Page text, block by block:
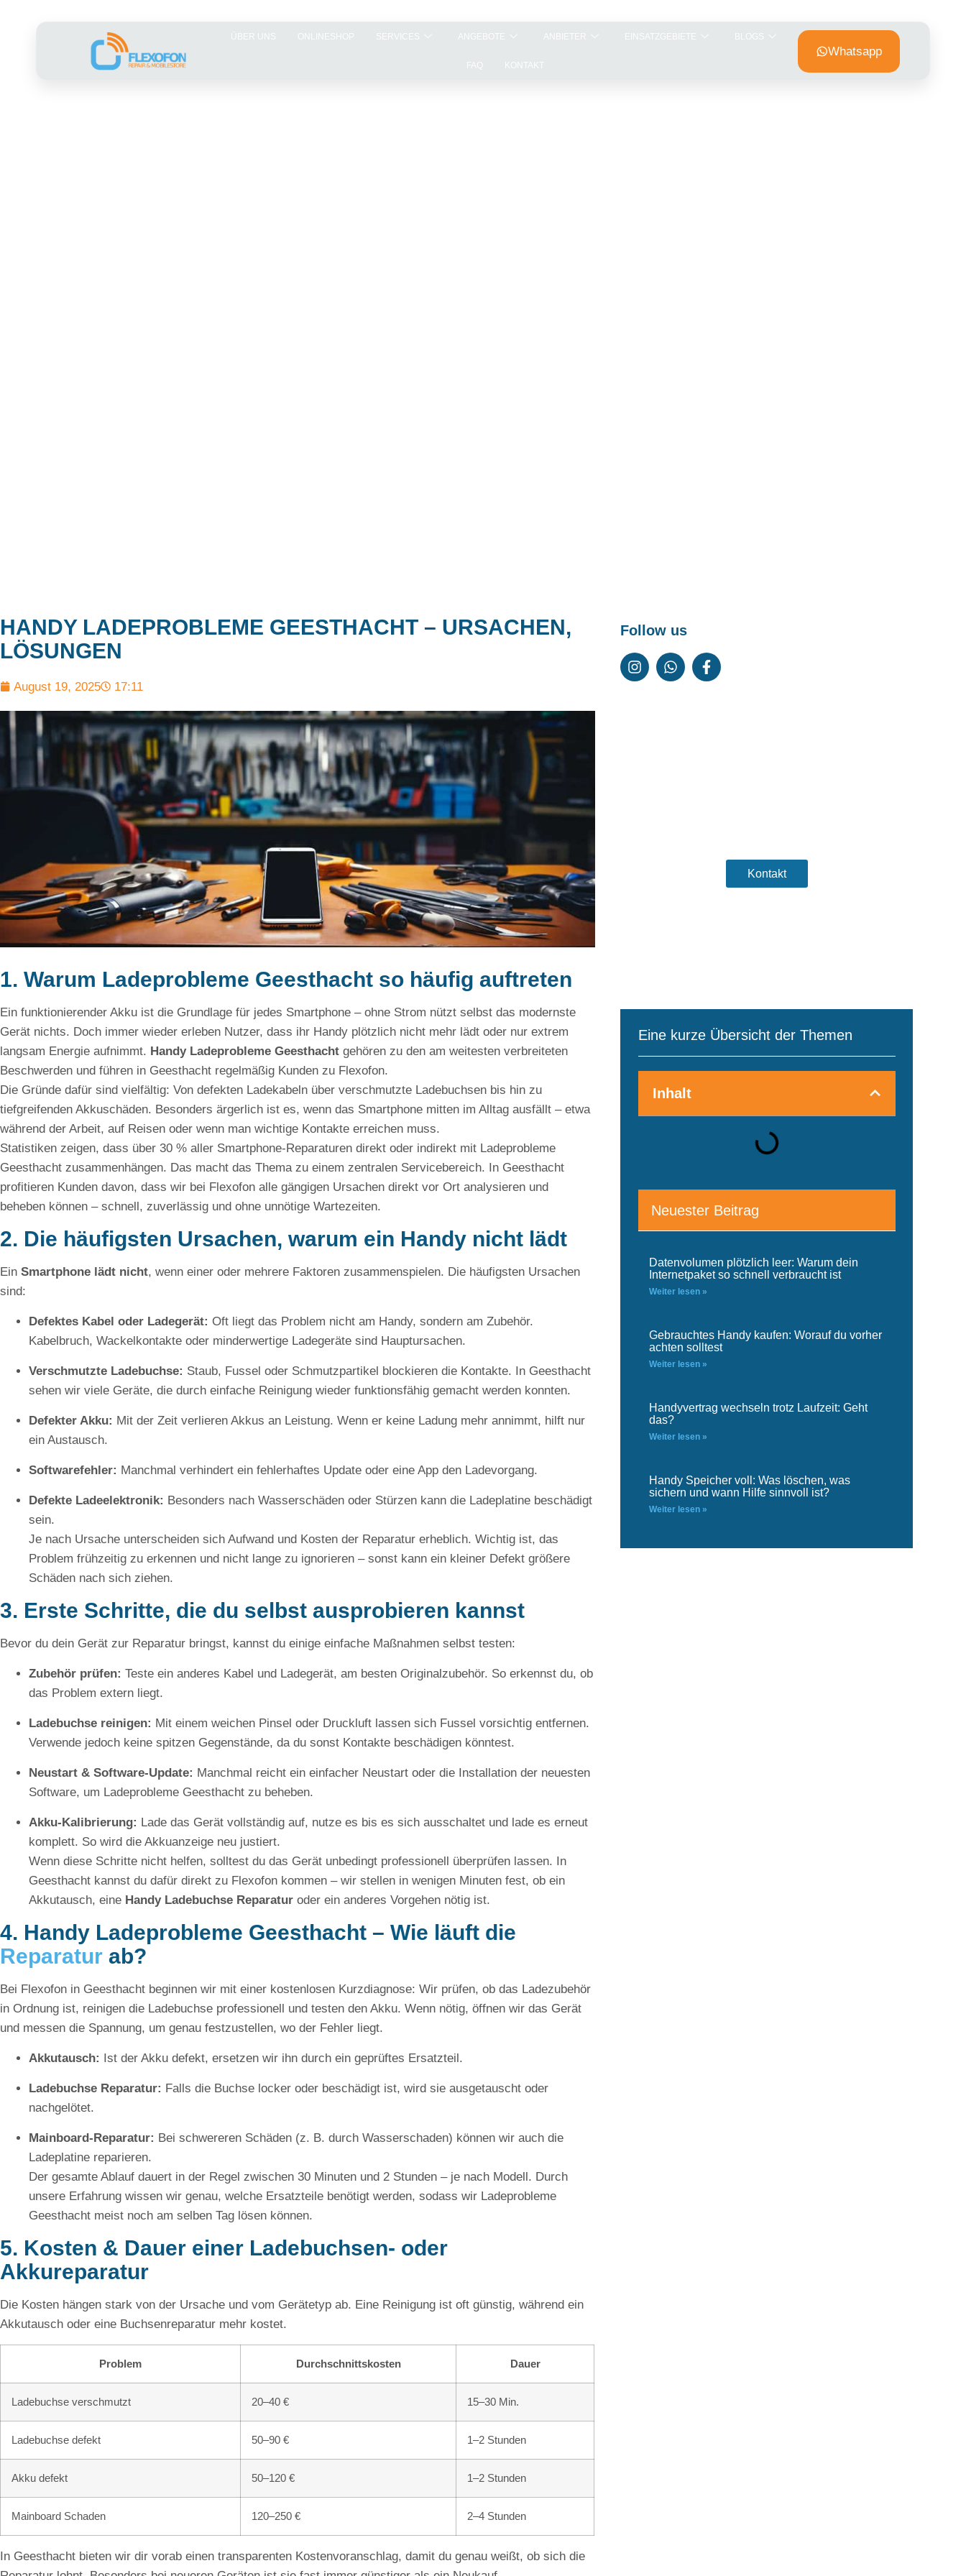
ÜBER UNS ONLINESHOP SERVICES ANGEBOTE ANBIETER EINSATZGEBIETE BLOGS
FAQ KONTAKT
Whatsapp
HANDY LADEPROBLEME GEESTHACHT – URSACHEN,
LÖSUNGEN
August 19, 2025 17:11
1. Warum Ladeprobleme Geesthacht so häufig auftreten
Ein funktionierender Akku ist die Grundlage für jedes Smartphone – ohne Strom nützt selbst das modernste
Gerät nichts. Doch immer wieder erleben Nutzer, dass ihr Handy plötzlich nicht mehr lädt oder nur extrem
langsam Energie aufnimmt. Handy Ladeprobleme Geesthacht gehören zu den am weitesten verbreiteten
Beschwerden und führen in Geesthacht regelmäßig Kunden zu Flexofon.
Die Gründe dafür sind vielfältig: Von defekten Ladekabeln über verschmutzte Ladebuchsen bis hin zu
tiefgreifenden Akkuschäden. Besonders ärgerlich ist es, wenn das Smartphone mitten im Alltag ausfällt – etwa
während der Arbeit, auf Reisen oder wenn man wichtige Kontakte erreichen muss.
Statistiken zeigen, dass über 30 % aller Smartphone-Reparaturen direkt oder indirekt mit Ladeprobleme
Geesthacht zusammenhängen. Das macht das Thema zu einem zentralen Servicebereich. In Geesthacht
profitieren Kunden davon, dass wir bei Flexofon alle gängigen Ursachen direkt vor Ort analysieren und
beheben können – schnell, zuverlässig und ohne unnötige Wartezeiten.
2. Die häufigsten Ursachen, warum ein Handy nicht lädt
Ein Smartphone lädt nicht, wenn einer oder mehrere Faktoren zusammenspielen. Die häufigsten Ursachen
sind:
Defektes Kabel oder Ladegerät: Oft liegt das Problem nicht am Handy, sondern am Zubehör.
Kabelbruch, Wackelkontakte oder minderwertige Ladegeräte sind Hauptursachen.
Verschmutzte Ladebuchse: Staub, Fussel oder Schmutzpartikel blockieren die Kontakte. In Geesthacht
sehen wir viele Geräte, die durch einfache Reinigung wieder funktionsfähig gemacht werden konnten.
Defekter Akku: Mit der Zeit verlieren Akkus an Leistung. Wenn er keine Ladung mehr annimmt, hilft nur
ein Austausch.
Softwarefehler: Manchmal verhindert ein fehlerhaftes Update oder eine App den Ladevorgang.
Defekte Ladeelektronik: Besonders nach Wasserschäden oder Stürzen kann die Ladeplatine beschädigt
sein.
Je nach Ursache unterscheiden sich Aufwand und Kosten der Reparatur erheblich. Wichtig ist, das
Problem frühzeitig zu erkennen und nicht lange zu ignorieren – sonst kann ein kleiner Defekt größere
Schäden nach sich ziehen.
3. Erste Schritte, die du selbst ausprobieren kannst
Bevor du dein Gerät zur Reparatur bringst, kannst du einige einfache Maßnahmen selbst testen:
Zubehör prüfen: Teste ein anderes Kabel und Ladegerät, am besten Originalzubehör. So erkennst du, ob
das Problem extern liegt.
Ladebuchse reinigen: Mit einem weichen Pinsel oder Druckluft lassen sich Fussel vorsichtig entfernen.
Verwende jedoch keine spitzen Gegenstände, da du sonst Kontakte beschädigen könntest.
Neustart & Software-Update: Manchmal reicht ein einfacher Neustart oder die Installation der neuesten
Software, um Ladeprobleme Geesthacht zu beheben.
Akku-Kalibrierung: Lade das Gerät vollständig auf, nutze es bis es sich ausschaltet und lade es erneut
komplett. So wird die Akkuanzeige neu justiert.
Wenn diese Schritte nicht helfen, solltest du das Gerät unbedingt professionell überprüfen lassen. In
Geesthacht kannst du dafür direkt zu Flexofon kommen – wir stellen in wenigen Minuten fest, ob ein
Akkutausch, eine Handy Ladebuchse Reparatur oder ein anderes Vorgehen nötig ist.
4. Handy Ladeprobleme Geesthacht – Wie läuft die
Reparatur ab?
Bei Flexofon in Geesthacht beginnen wir mit einer kostenlosen Kurzdiagnose: Wir prüfen, ob das Ladezubehör
in Ordnung ist, reinigen die Ladebuchse professionell und testen den Akku. Wenn nötig, öffnen wir das Gerät
und messen die Spannung, um genau festzustellen, wo der Fehler liegt.
Akkutausch: Ist der Akku defekt, ersetzen wir ihn durch ein geprüftes Ersatzteil.
Ladebuchse Reparatur: Falls die Buchse locker oder beschädigt ist, wird sie ausgetauscht oder
nachgelötet.
Mainboard-Reparatur: Bei schwereren Schäden (z. B. durch Wasserschaden) können wir auch die
Ladeplatine reparieren.
Der gesamte Ablauf dauert in der Regel zwischen 30 Minuten und 2 Stunden – je nach Modell. Durch
unsere Erfahrung wissen wir genau, welche Ersatzteile benötigt werden, sodass wir Ladeprobleme
Geesthacht meist noch am selben Tag lösen können.
5. Kosten & Dauer einer Ladebuchsen- oder
Akkureparatur
Die Kosten hängen stark von der Ursache und vom Gerätetyp ab. Eine Reinigung ist oft günstig, während ein
Akkutausch oder eine Buchsenreparatur mehr kostet.
Problem Durchschnittskosten Dauer
Ladebuchse verschmutzt 20–40 € 15–30 Min.
Ladebuchse defekt 50–90 € 1–2 Stunden
Akku defekt 50–120 € 1–2 Stunden
Mainboard Schaden 120–250 € 2–4 Stunden
In Geesthacht bieten wir dir vorab einen transparenten Kostenvoranschlag, damit du genau weißt, ob sich die
Follow us
Kontakt
Eine kurze Übersicht der Themen
Inhalt
Neuester Beitrag
Datenvolumen plötzlich leer: Warum dein
Internetpaket so schnell verbraucht ist
Weiter lesen »
Gebrauchtes Handy kaufen: Worauf du vorher
achten solltest
Weiter lesen »
Handyvertrag wechseln trotz Laufzeit: Geht
das?
Weiter lesen »
Handy Speicher voll: Was löschen, was
sichern und wann Hilfe sinnvoll ist?
Weiter lesen »